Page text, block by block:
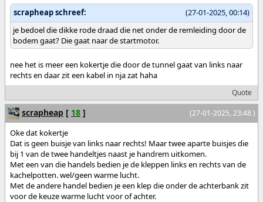
(27-01-2025, 00:14)
scrapheap schreef:
je bedoel die dikke rode draad die net onder de remleiding door de
bodem gaat? Die gaat naar de startmotor.
nee het is meer een kokertje die door de tunnel gaat van links naar
rechts en daar zit een kabel in nja zat haha
Quote
(27-01-2025, 23:48 )
scrapheap [ 18 ]
Oke dat kokertje
Dat is geen buisje van links naar rechts! Maar twee aparte buisjes die
bij 1 van de twee handeltjes naast je handrem uitkomen.
Met een van die handels bedien je de kleppen links en rechts van de
kachelpotten. wel/geen warme lucht.
Met de andere handel bedien je een klep die onder de achterbank zit
voor de keuze warme lucht voor of achter.